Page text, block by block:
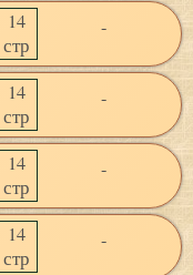
14
стр
-
14
стр
-
14
стр
-
14
стр
-